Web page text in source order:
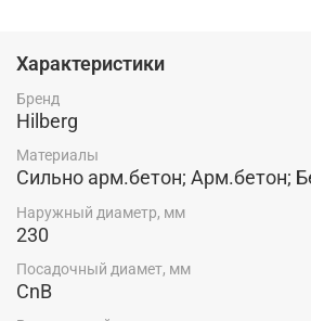
Характеристики
Бренд
Hilberg
Материалы
Сильно арм.бетон; Арм.бетон;
Наружный диаметр, мм
230
Посадочный диамет, мм
CnB